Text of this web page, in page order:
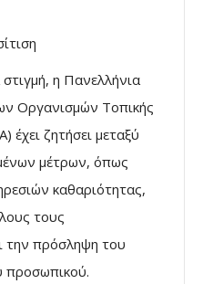
στιγμή, η Πανελλήνια
Οργανισμών Τοπικής
ζητήσει μεταξύ
μέτρων, όπως
καθαριότητας,
τους
την πρόσληψη του
προσωπικού.